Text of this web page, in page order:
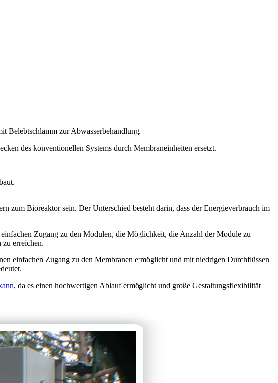
Belebtschlamm zur Abwasserbehandlung.
des konventionellen Systems durch Membraneinheiten ersetzt.
zum Bioreaktor sein. Der Unterschied besteht darin, dass der Energieverbrauch im
Zugang zu den Modulen, die Möglichkeit, die Anzahl der Module zu
zu erreichen.
einfachen Zugang zu den Membranen ermöglicht und mit niedrigen Durchflüssen
, da es einen hochwertigen Ablauf ermöglicht und große Gestaltungsflexibilität